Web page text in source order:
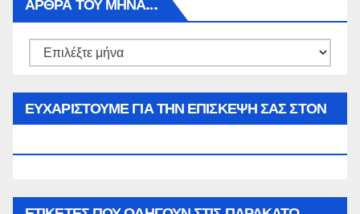
ΑΡΘΡΑ ΤΟΥ ΜΉΝΑ…
Αρθρα
ΕΥΧΑΡΙΣΤΟΥΜΕ ΓΙΑ ΤΗΝ ΕΠΙΣΚΕΨΗ ΣΑΣ ΣΤΟΝ